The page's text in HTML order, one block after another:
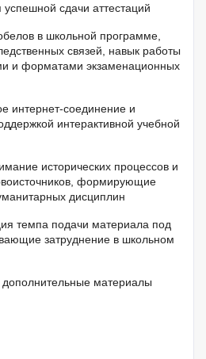
сдачи аттестаций
в школьной программе,
связей, навык работы
и форматами экзаменационных
интернет-соединение и
интерактивной учебной
исторических процессов и
формирующие
дисциплин
темпа подачи материала под
затруднение в школьном
материалы